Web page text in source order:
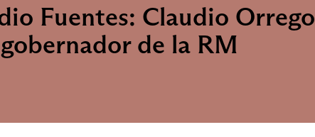
Fuentes: Claudio Orrego
de la RM